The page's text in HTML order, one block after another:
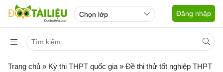
Đăng nhập
Trang chủ » Kỳ thi THPT quốc gia » Đề thi thử tốt nghiệp THPT